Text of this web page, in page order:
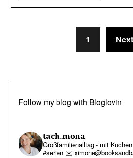
1 Next
Follow my blog with Bloglovin
tach.mona
Großfamilienalltag - mit
#serien ✉️